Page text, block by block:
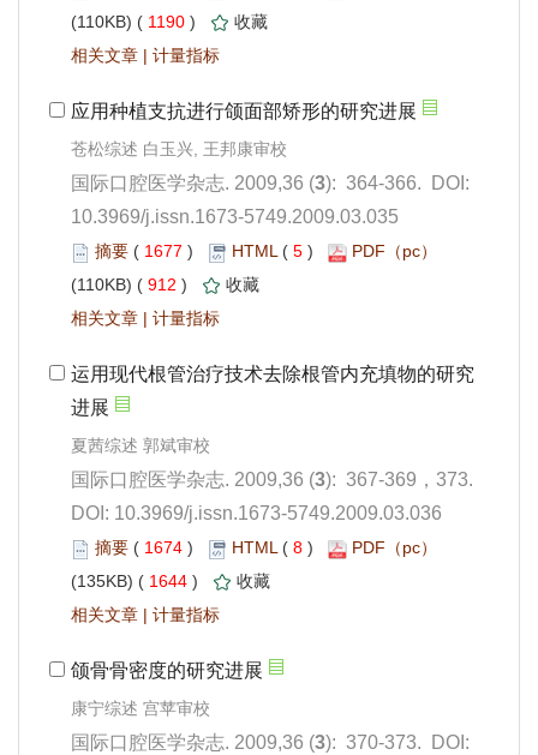
1190 )
|
): 364-366. DOI:
10.3969/j.issn.1673-5749.2009.03.035
1677 ) 5 )
912 )
|
): 367-369，373.
DOI: 10.3969/j.issn.1673-5749.2009.03.036
1674 ) 8 )
1644 )
|
): 370-373. DOI: